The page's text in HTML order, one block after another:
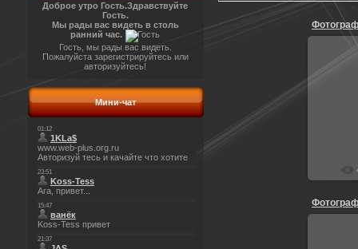
Доброе утро Гость.Здравствуйте
Гость.
Мы рады вас видеть в столь
ранний час.
Гость, мы рады вас видеть.
Пожалуйста зарегистрируйтесь или
авторизуйтесь!
Мини-чат